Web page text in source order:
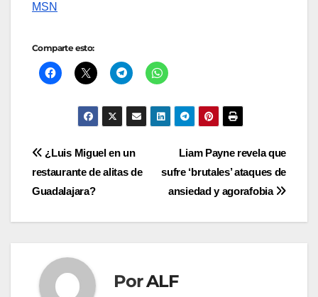
MSN
Comparte esto:
Navegación
de
entradas
Liam Payne revela que
sufre ‘brutales’ ataques de
ansiedad y agorafobia
¿Luis Miguel en un
restaurante de alitas de
Guadalajara?
PorALF